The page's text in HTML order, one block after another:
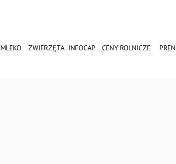
MLEKO ZWIERZĘTA INFOCAP CENY ROLNICZE